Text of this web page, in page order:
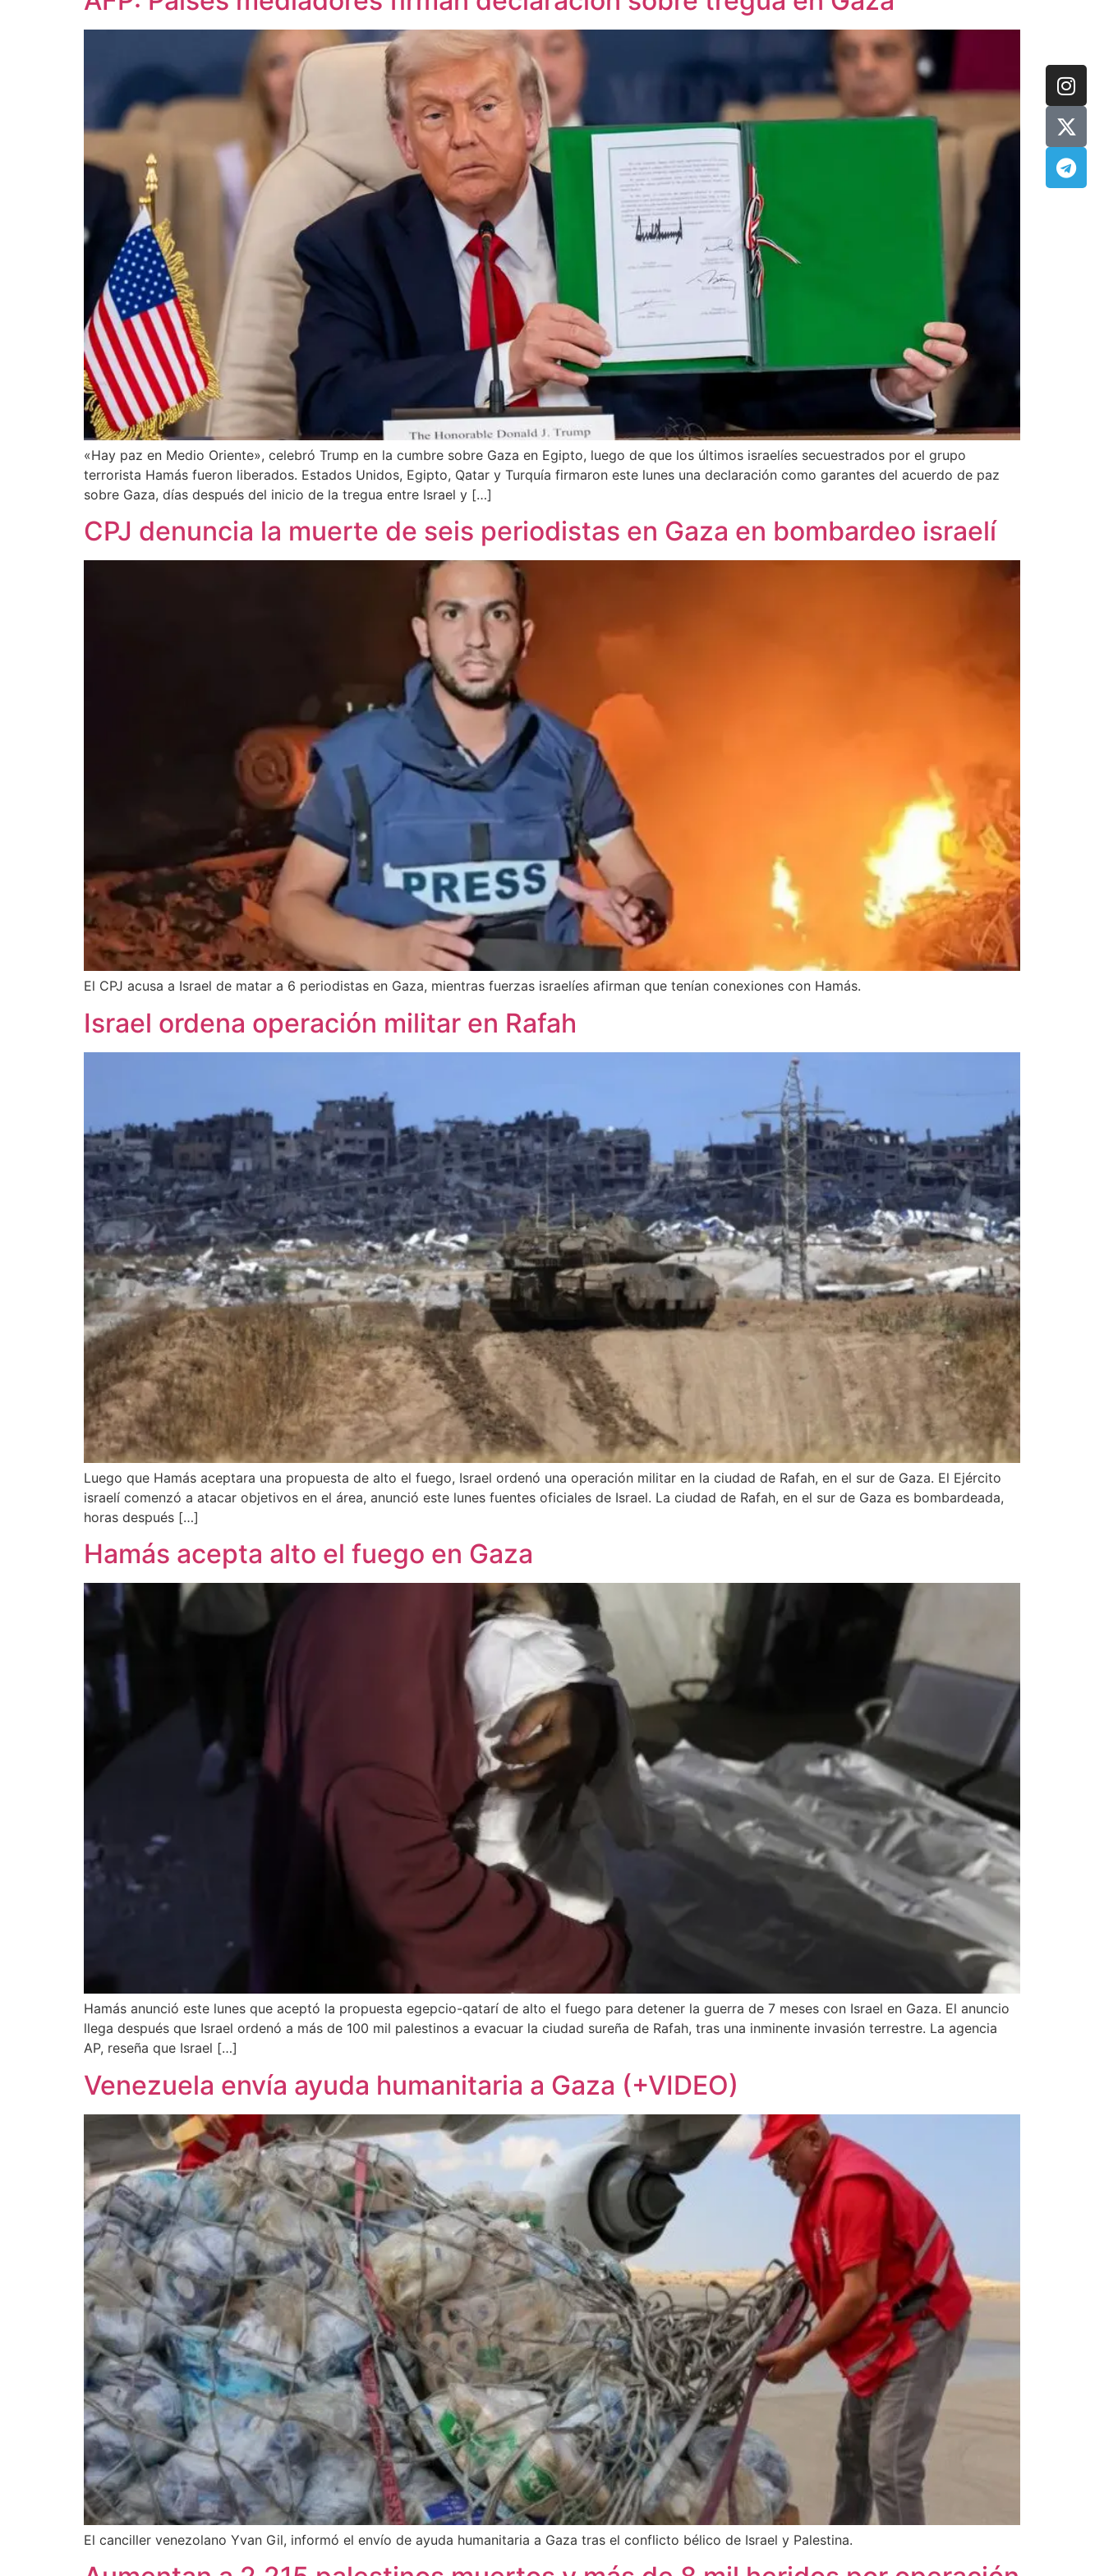
«Hay paz en Medio Oriente», celebró Trump en la cumbre sobre Gaza en Egipto, luego de que los últimos israelíes secuestrados por el grupo
terrorista Hamás fueron liberados. Estados Unidos, Egipto, Qatar y Turquía firmaron este lunes una declaración como garantes del acuerdo de paz
sobre Gaza, días después del inicio de la tregua entre Israel y […]
CPJ denuncia la muerte de seis periodistas en Gaza en bombardeo israelí
El CPJ acusa a Israel de matar a 6 periodistas en Gaza, mientras fuerzas israelíes afirman que tenían conexiones con Hamás.
Israel ordena operación militar en Rafah
Luego que Hamás aceptara una propuesta de alto el fuego, Israel ordenó una operación militar en la ciudad de Rafah, en el sur de Gaza. El Ejército
israelí comenzó a atacar objetivos en el área, anunció este lunes fuentes oficiales de Israel. La ciudad de Rafah, en el sur de Gaza es bombardeada,
horas después […]
Hamás acepta alto el fuego en Gaza
Hamás anunció este lunes que aceptó la propuesta egepcio-qatarí de alto el fuego para detener la guerra de 7 meses con Israel en Gaza. El anuncio
llega después que Israel ordenó a más de 100 mil palestinos a evacuar la ciudad sureña de Rafah, tras una inminente invasión terrestre. La agencia
AP, reseña que Israel […]
Venezuela envía ayuda humanitaria a Gaza (+VIDEO)
El canciller venezolano Yvan Gil, informó el envío de ayuda humanitaria a Gaza tras el conflicto bélico de Israel y Palestina.